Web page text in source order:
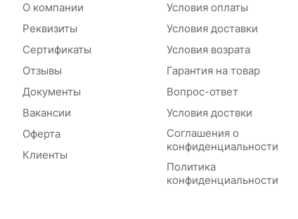
О компании
Реквизиты
Сертификаты
Отзывы
Документы
Вакансии
Оферта
Клиенты
Условия оплаты
Условия доставки
Условия возрата
Гарантия на товар
Вопрос-ответ
Условия доствки
Соглашения о
конфиденциальности
Политика
конфиденциальности